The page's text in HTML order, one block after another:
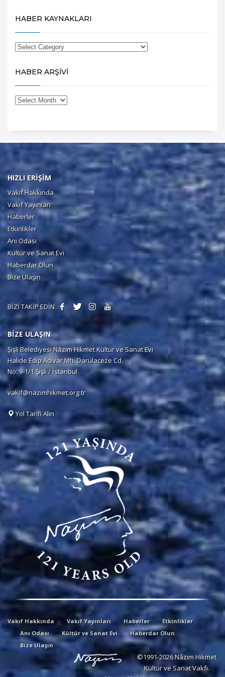
HABER KAYNAKLARI
HABER ARŞİVİ
HIZLI ERİŞİM
Vakıf Hakkında
Vakıf Yayınları
Haberler
Etkinlikler
Anı Odası
Kültür ve Sanat Evi
Haberdar Olun
Bize Ulaşın
BİZİ TAKİP EDİN
BİZE ULAŞIN
Şişli Belediyesi Nâzım Hikmet Kültür ve Sanat Evi
Halide Edip Adıvar Mh. Darülaceze Cd.
No: 9-1/1 Şişli / İstanbul
vakif@nazimhikmet.org.tr
Yol Tarifi Alın
Vakıf Hakkında Vakıf Yayınları Haberler
Etkinlikler
Anı Odası
Kültür ve Sanat Evi
Haberdar Olun
Bize Ulaşın
©1991-2026 Nâzım Hikmet
Kültür ve Sanat Vakfı.